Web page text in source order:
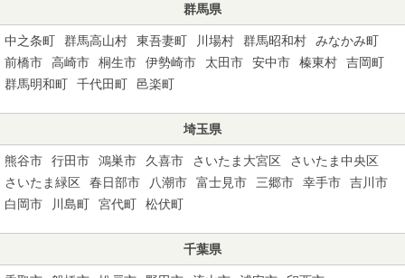
群馬県
中之条町 群馬高山村 東吾妻町 川場村 群馬昭和村
みなかみ町
前橋市
高崎市 桐生市 伊勢崎市 太田市 安中市 榛東村
吉岡町
群馬明和町
千代田町 邑楽町
埼玉県
熊谷市 行田市 鴻巣市 久喜市 さいたま大宮区
さいたま中央区
さいたま緑区
春日部市 八潮市 富士見市 三郷市 幸手市
吉川市
白岡市
川島町 宮代町 松伏町
千葉県